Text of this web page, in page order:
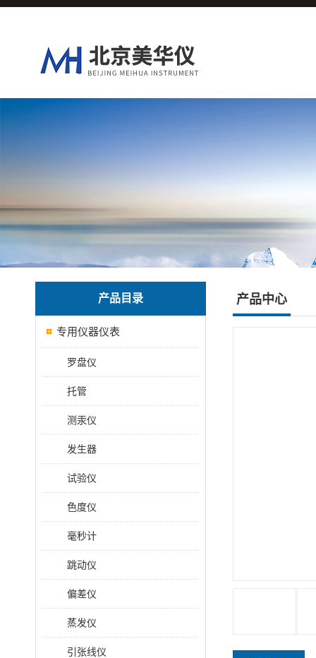
产品目录
专用仪器仪表
罗盘仪
托管
测汞仪
发生器
试验仪
色度仪
毫秒计
跳动仪
偏差仪
蒸发仪
引张线仪
产品中心